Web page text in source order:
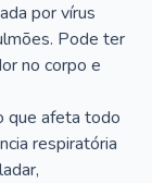
por vírus
Pode ter
no corpo e
que afeta todo
respiratória